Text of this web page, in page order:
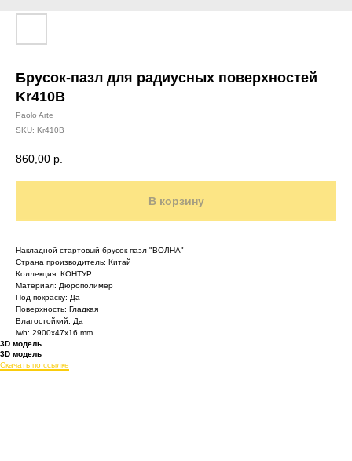
Брусок-пазл для радиусных поверхностей
Kr410B
Paolo Arte
SKU: Kr410B
860,00 р.
В корзину
Накладной стартовый брусок-пазл "ВОЛНА"
Страна производитель: Китай
Коллекция: КОНТУР
Материал: Дюрополимер
Под покраску: Да
Поверхность: Гладкая
Влагостойкий: Да
lwh: 2900x47x16 mm
3D модель
3D модель
Скачать по ссылке